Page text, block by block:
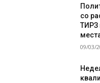
со
ТИРЗ
09/03/